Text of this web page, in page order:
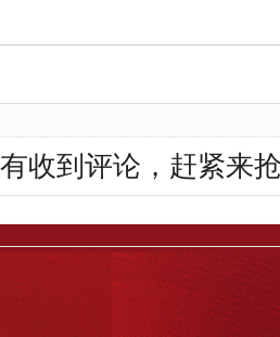
收到评论，赶紧来